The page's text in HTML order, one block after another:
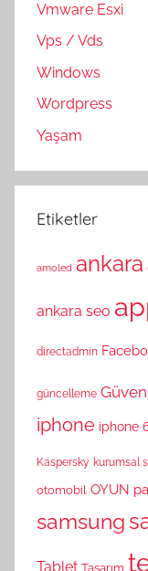
Vmware Esxi
Vps / Vds
Windows
Wordpress
Yaşam
Etiketler
amoled ankara
ankara seo
directadmin
güncelleme
iphone iphone
Kaspersky kurumsal
otomobil OYUN
samsung
Tablet Tasarım